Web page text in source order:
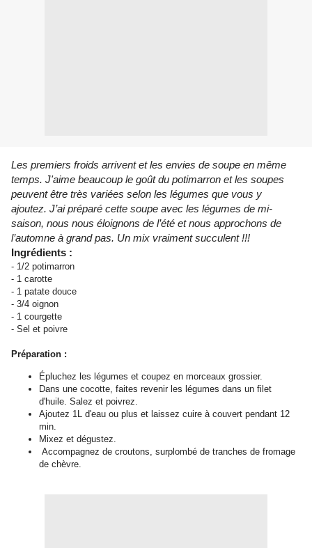
Les premiers froids arrivent et les envies de soupe en même
temps. J'aime beaucoup le goût du potimarron et les soupes
peuvent être très variées selon les légumes que vous y
ajoutez. J’ai préparé cette soupe avec les légumes de mi-
saison, nous nous éloignons de l’été et nous approchons de
l’automne à grand pas. Un mix vraiment succulent !!!
Ingrédients :
- 1/2 potimarron
- 1 carotte
- 1 patate douce
- 3/4 oignon
- 1 courgette
- Sel et poivre
Préparation :
Épluchez les légumes et coupez en morceaux grossier.
Dans une cocotte, faites revenir les légumes dans un filet
d'huile. Salez et poivrez.
Ajoutez 1L d'eau ou plus et laissez cuire à couvert pendant 12
min.
Mixez et dégustez.
Accompagnez de croutons, surplombé de tranches de fromage
de chèvre.